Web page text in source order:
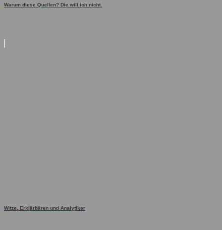
Warum diese Quellen? Die will ich nicht.
Witze, Erklärbären und Analytiker